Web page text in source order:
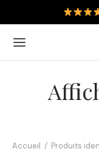
Accueil / Produits